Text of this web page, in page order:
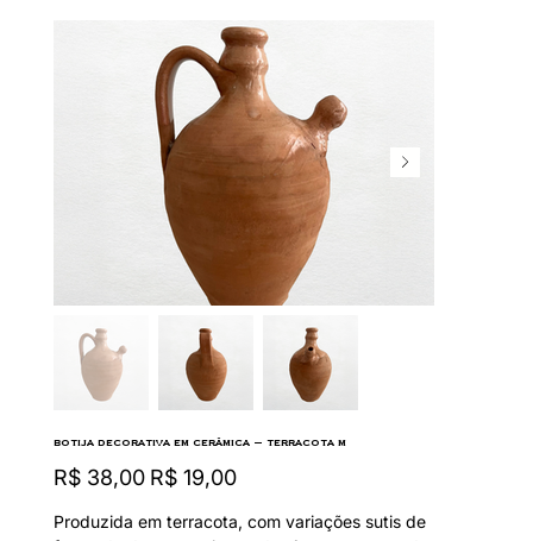
Botija Decorativa em Cerâmica — Terracota M
Preço
original
R$ 38,00 Preço
promocional
R$ 19,00
Produzida em terracota, com variações sutis de